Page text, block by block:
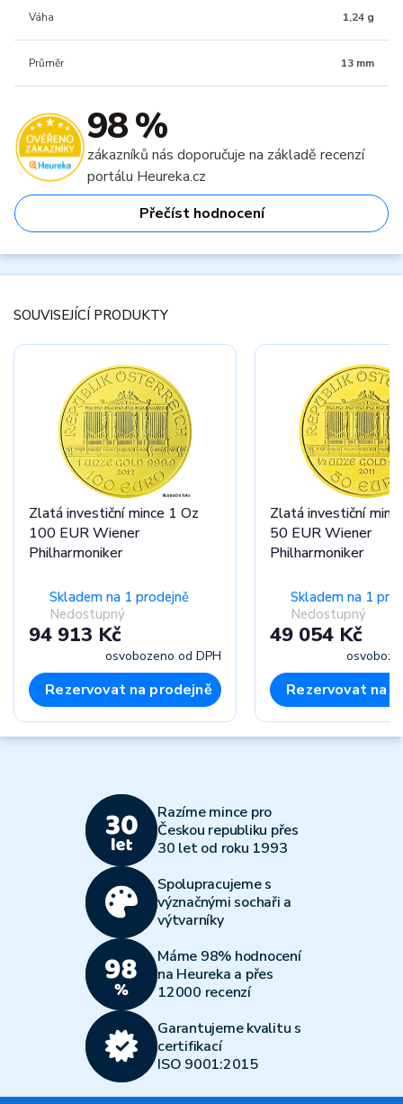
Váha 1,24 g
Průměr 13 mm
98 %
zákazníků nás doporučuje na základě recenzí
portálu Heureka.cz
Přečíst hodnocení
SOUVISEJÍCÍ PRODUKTY
Zlatá investiční mince 1 Oz
100 EUR Wiener
Philharmoniker
Skladem na 1 prodejně
Nedostupný
94 913 Kč
osvobozeno od DPH
Rezervovat na prodejně
Zlatá investiční
50 EUR Wiener
Philharmoniker
Skladem na 1
Nedostupný
49 054 Kč
Rezervovat na
Razíme mince pro
Českou republiku přes
30 let od roku 1993
Spolupracujeme s
význačnými sochaři a
výtvarníky
Máme 98% hodnocení
na Heureka a přes
12000 recenzí
Garantujeme kvalitu s
certifikací
ISO 9001:2015